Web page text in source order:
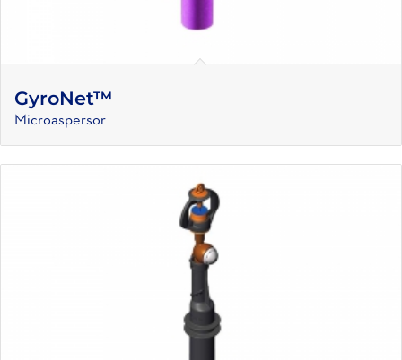
GyroNet™
Microaspersor